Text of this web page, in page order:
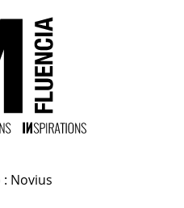
: Novius